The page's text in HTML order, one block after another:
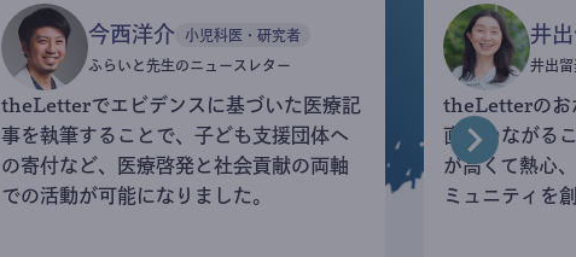
今西洋介 小児科医・研究者
ふらいと先生のニュースレター
theLetterでエビデンスに基づいた医療記
事を執筆することで、子ども支援団体へ
の寄付など、医療啓発と社会貢献の両軸
での活動が可能になりました。
井
井出
theLetterのお
直接つながる
が高くて熱心
ミュニティを